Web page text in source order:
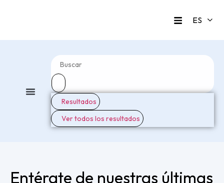
Resultados
Ver todos los resultados
Entérate de nuestras últimas